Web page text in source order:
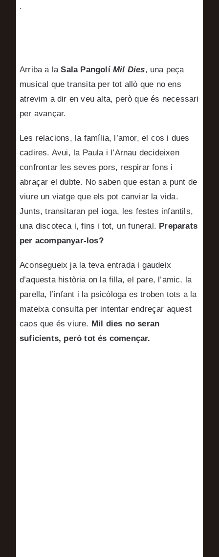
.
Arriba a laSala Pangolí Mil Dies, una peça
musical que transita per tot allò que no ens
atrevim a dir en veu alta, però que és necessari
per avançar.
Les relacions, la família, l’amor, el cos i dues
cadires. Avui, la Paula i l’Arnau decideixen
confrontar les seves pors, respirar fons i
abraçar el dubte. No saben que estan a punt de
viure un viatge que els pot canviar la vida.
Junts, transitaran pel ioga, les festes infantils,
una discoteca i, fins i tot, un funeral. Preparats
per acompanyar-los?
Aconsegueix ja la teva entrada i gaudeix
d’aquesta història on la filla, el pare, l’amic, la
parella, l’infant i la psicòloga es troben tots a la
mateixa consulta per intentar endreçar aquest
caos que és viure. Mil dies no seran
suficients, però tot és començar.